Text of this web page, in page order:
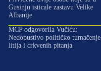
Gusinju isticale zastavu Velike
Albanije
MCP odgovorila Vučiću:
Nedopustivo političko tumačenje
litija i crkvenih pitanja